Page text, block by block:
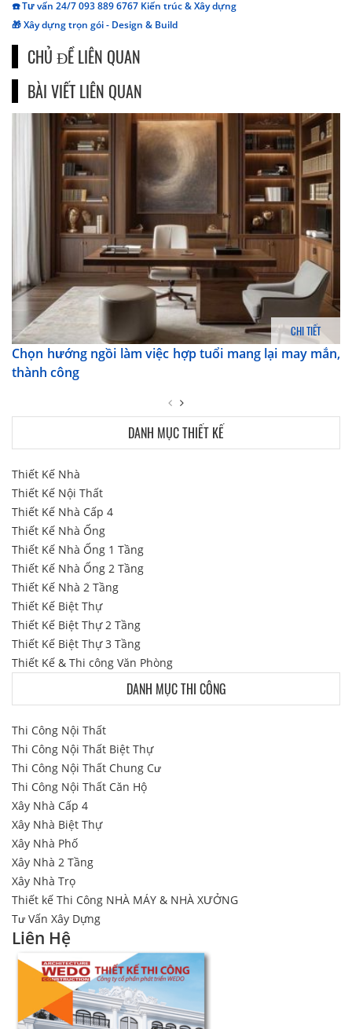
☎️ Tư vấn 24/7 093 889 6767 Kiến trúc & Xây dựng
🎁 Xây dựng trọn gói - Design & Build
CHỦ ĐỀ LIÊN QUAN
BÀI VIẾT LIÊN QUAN
CHI TIẾT
Chọn hướng ngồi làm việc hợp tuổi mang lại may mắn,
thành công
DANH MỤC THIẾT KẾ
Thiết Kế Nhà
Thiết Kế Nội Thất
Thiết Kế Nhà Cấp 4
Thiết Kế Nhà Ống
Thiết Kế Nhà Ống 1 Tầng
Thiết Kế Nhà Ống 2 Tầng
Thiết Kế Nhà 2 Tầng
Thiết Kế Biệt Thự
Thiết Kế Biệt Thự 2 Tầng
Thiết Kế Biệt Thự 3 Tầng
Thiết Kế & Thi công Văn Phòng
DANH MỤC THI CÔNG
Thi Công Nội Thất
Thi Công Nội Thất Biệt Thự
Thi Công Nội Thất Chung Cư
Thi Công Nội Thất Căn Hộ
Xây Nhà Cấp 4
Xây Nhà Biệt Thự
Xây Nhà Phố
Xây Nhà 2 Tầng
Xây Nhà Trọ
Thiết kế Thi Công NHÀ MÁY & NHÀ XƯỞNG
Tư Vấn Xây Dựng
Liên Hệ